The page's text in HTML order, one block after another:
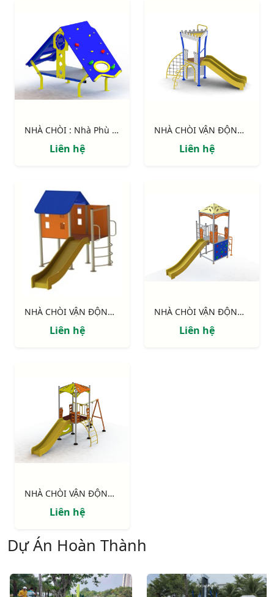
NHÀ CHÒI : Nhà Phù Thủy
Liên hệ
NHÀ CHÒI VẬN ĐỘNG : Pháo đài
Liên hệ
NHÀ CHÒI VẬN ĐỘNG : NHÀ SÀN
Liên hệ
NHÀ CHÒI VẬN ĐỘNG : Thang leo, cầu tuột , vách leo
Liên hệ
NHÀ CHÒI VẬN ĐỘNG : Xích đu,cầu tuột thang leo, vách leo
Liên hệ
Dự Án Hoàn Thành